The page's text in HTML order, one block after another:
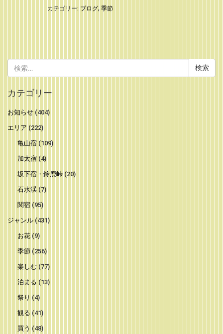
カテゴリー: ブログ, 季節
索:
カテゴリー
お知らせ (404)
エリア (222)
亀山宿(109)
加太宿(4)
坂下宿・鈴鹿峠(20)
石水渓(7)
関宿(95)
ジャンル (431)
お花(9)
季節 (256)
楽しむ (77)
泊まる (13)
祭り (4)
観る (41)
買う (48)